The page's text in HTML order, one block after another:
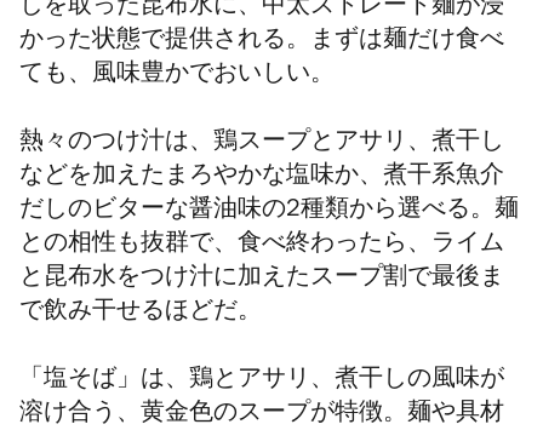
しを取った昆布水に、中太ストレート麺が浸
かった状態で提供される。まずは麺だけ食べ
ても、風味豊かでおいしい。
熱々のつけ汁は、鶏スープとアサリ、煮干し
などを加えたまろやかな塩味か、煮干系魚介
だしのビターな醤油味の2種類から選べる。麺
との相性も抜群で、食べ終わったら、ライム
と昆布水をつけ汁に加えたスープ割で最後ま
で飲み干せるほどだ。
「塩そば」は、鶏とアサリ、煮干しの風味が
溶け合う、黄金色のスープが特徴。麺や具材